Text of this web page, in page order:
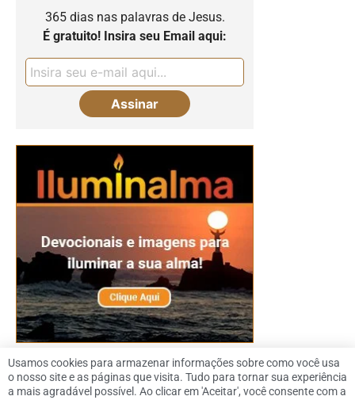
365 dias nas palavras de Jesus.
É gratuito! Insira seu Email aqui:
Usamos cookies para armazenar informações sobre como você usa
o nosso site e as páginas que visita. Tudo para tornar sua experiência
a mais agradável possível. Ao clicar em 'Aceitar', você consente com a